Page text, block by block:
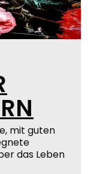
mit guten
das Leben